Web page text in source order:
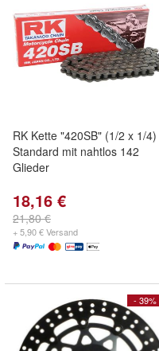
RK Kette "420SB" (1/2 x 1/4)
Standard mit nahtlos 142
Glieder
18,16 €
21,80 €
+ 5,90 € Versand
- 39%